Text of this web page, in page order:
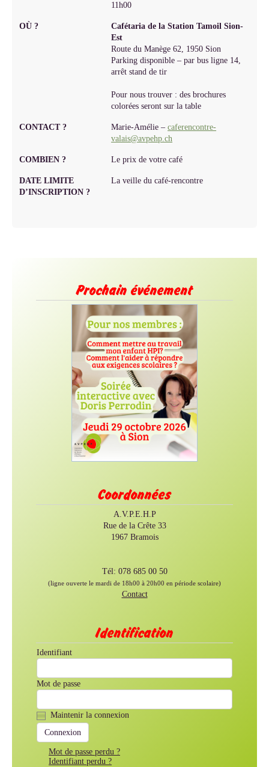
11h00
OÙ ?
Cafétaria de la Station Tamoil Sion-
Est
Route du Manège 62, 1950 Sion
Parking disponible – par bus ligne 14,
arrêt stand de tir
Pour nous trouver : des brochures
colorées seront sur la table
CONTACT ? Marie-Amélie –caferencontre-
valais@avpehp.ch
COMBIEN ? Le prix de votre café
DATE LIMITE
D’INSCRIPTION ?
La veille du café-rencontre
Prochain événement
Coordonnées
A.V.P.E.H.P
Rue de la Crête 33
1967 Bramois
Tél: 078 685 00 50
(ligne ouverte le mardi de 18h00 à 20h00 en période scolaire)
Contact
Identification
Identifiant
Mot de passe
Maintenir la connexion
Mot de passe perdu ?
Identifiant perdu ?